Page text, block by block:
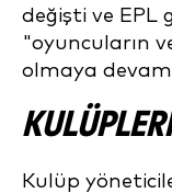
değişti ve EPL
"oyuncuların
olmaya
Kulüp